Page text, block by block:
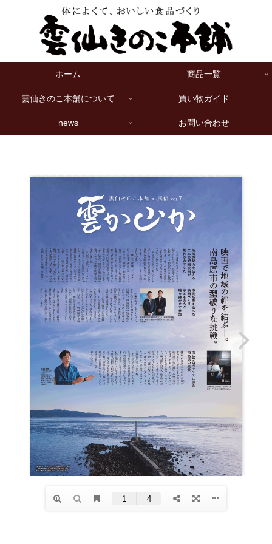
ホーム 商品一覧
雲仙きのこ本舗について 買い物ガイド
news お問い合わせ